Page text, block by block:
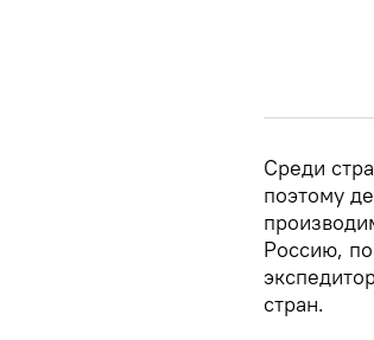
Среди
поэтому
Россию,
стран.